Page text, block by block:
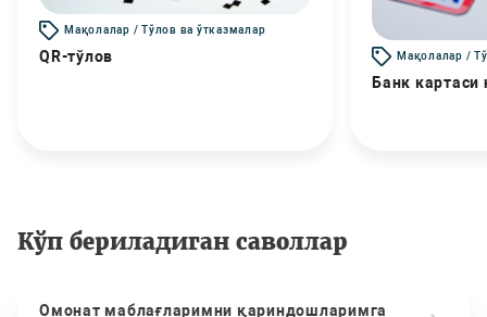
Мақолалар / Тўлов ва ўтказмалар
QR-тўлов Мақолалар /
Банк картаси
Кўп бериладиган саволлар
Омонат маблағларимни қариндошларимга